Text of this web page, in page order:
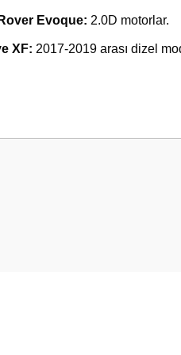
Evoque: 2.0D motorlar.
XF: 2017-2019 arası dizel
ederiz.